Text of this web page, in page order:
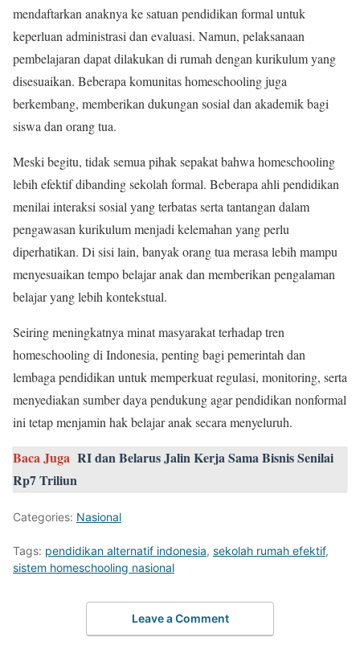
mendaftarkan anaknya ke satuan pendidikan formal untuk
keperluan administrasi dan evaluasi. Namun, pelaksanaan
pembelajaran dapat dilakukan di rumah dengan kurikulum yang
disesuaikan. Beberapa komunitas homeschooling juga
berkembang, memberikan dukungan sosial dan akademik bagi
siswa dan orang tua.
Meski begitu, tidak semua pihak sepakat bahwa homeschooling
lebih efektif dibanding sekolah formal. Beberapa ahli pendidikan
menilai interaksi sosial yang terbatas serta tantangan dalam
pengawasan kurikulum menjadi kelemahan yang perlu
diperhatikan. Di sisi lain, banyak orang tua merasa lebih mampu
menyesuaikan tempo belajar anak dan memberikan pengalaman
belajar yang lebih kontekstual.
Seiring meningkatnya minat masyarakat terhadap tren
homeschooling di Indonesia, penting bagi pemerintah dan
lembaga pendidikan untuk memperkuat regulasi, monitoring, serta
menyediakan sumber daya pendukung agar pendidikan nonformal
ini tetap menjamin hak belajar anak secara menyeluruh.
Baca Juga RI dan Belarus Jalin Kerja Sama Bisnis Senilai
Rp7 Triliun
Categories: Nasional
Tags: pendidikan alternatif indonesia, sekolah rumah efektif,
sistem homeschooling nasional
Leave a Comment